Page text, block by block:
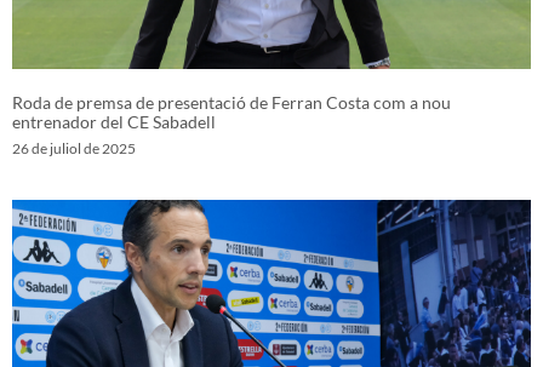
Roda de premsa de presentació de Ferran Costa com a nou
entrenador del CE Sabadell
26 de juliol de 2025